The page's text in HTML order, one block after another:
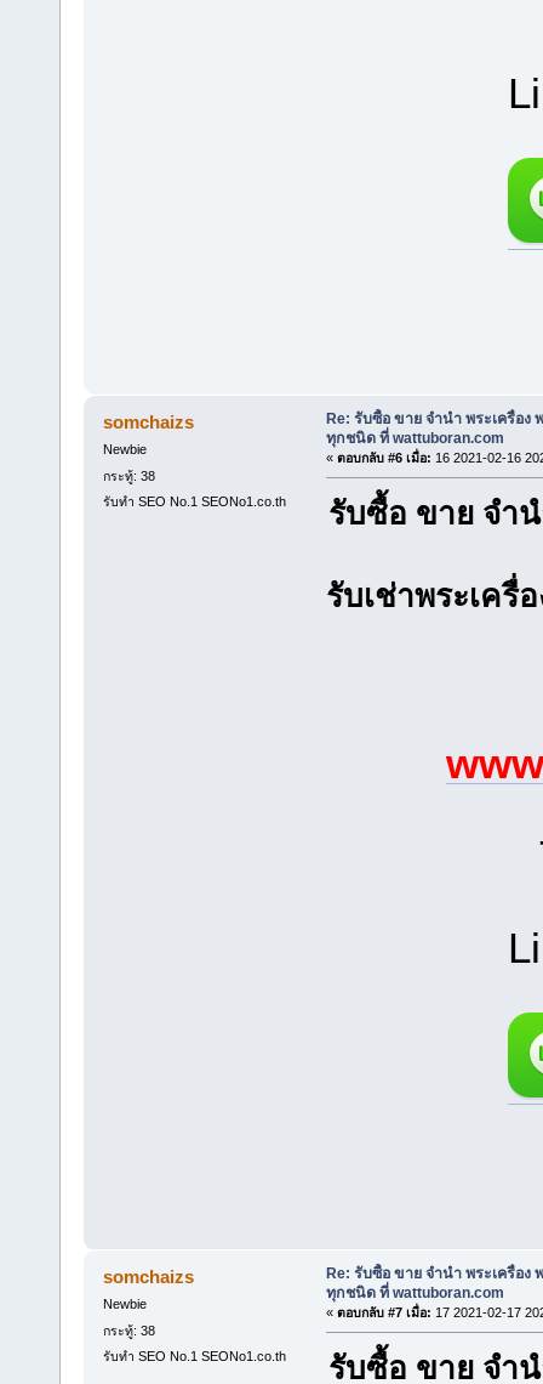
somchaizs
Newbie
กระทู้: 38
รับทำ SEO No.1 SEONo1.co.th
Re: รับซื้อ ขาย จำนำ พระเครื่อง
ทุกชนิด ที่ wattuboran.com
« ตอบกลับ #6 เมื่อ: 16 2021-02-16
รับซื้อ ขาย จำ
รับเช่าพระเครื่
somchaizs
Newbie
กระทู้: 38
รับทำ SEO No.1 SEONo1.co.th
Re: รับซื้อ ขาย จำนำ พระเครื่อง
ทุกชนิด ที่ wattuboran.com
« ตอบกลับ #7 เมื่อ: 17 2021-02-17
รับซื้อ ขาย จำ